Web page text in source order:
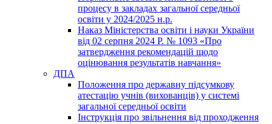
процесу в закладах загальної середньої
освіти у 2024/2025 н.р.
Наказ Міністерства освіти і науки України
від 02 серпня 2024 Р. № 1093 «Про
затвердження рекомендацій щодо
оцінювання результатів навчання»
ДПА
Положення про державну підсумкову
атестацію учнів (вихованців) у системі
загальної середньої освіти
Інструкція про звільнення від проходження